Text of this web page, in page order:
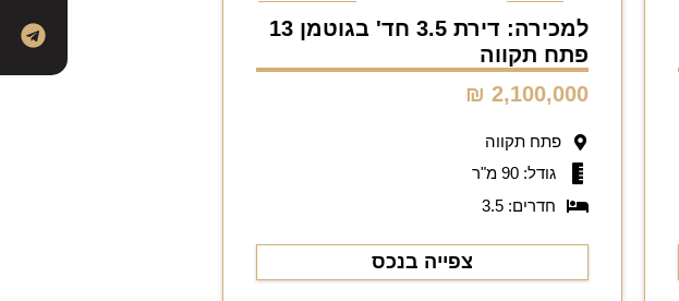
למכירה: דירת 3.5 חד' בגוטמן 13
פתח תקווה
2,100,000 ₪
פתח תקווה
גודל: 90 מ"ר
חדרים: 3.5
צפייה בנכס